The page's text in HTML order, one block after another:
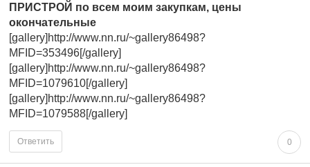
ПРИСТРОЙ по всем моим закупкам, цены
окончательные
[gallery]http://www.nn.ru/~gallery86498?
MFID=353496[/gallery]
[gallery]http://www.nn.ru/~gallery86498?
MFID=1079610[/gallery]
[gallery]http://www.nn.ru/~gallery86498?
MFID=1079588[/gallery]
0
Ответить